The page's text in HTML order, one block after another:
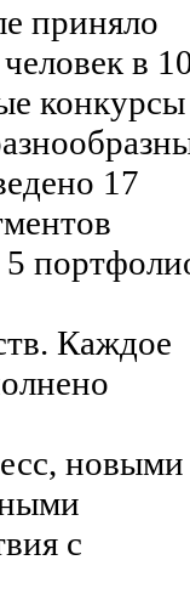
приняло
в
конкурсы
17
5
Каждое
новыми
с